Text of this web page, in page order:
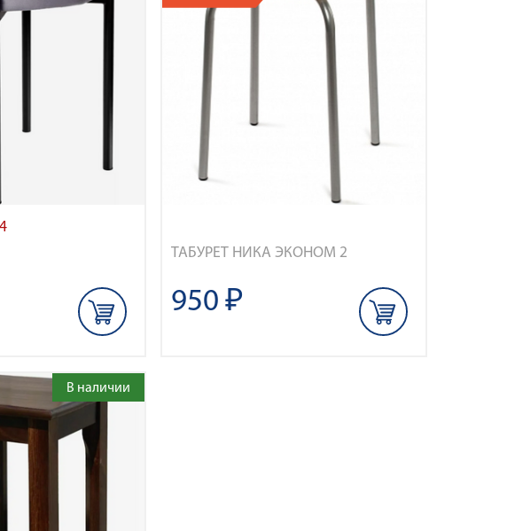
ТАБУРЕТ НИКА ЭКОНОМ 2
950 ₽
В наличии